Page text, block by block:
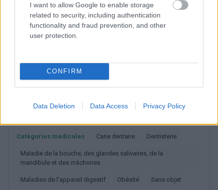
I want to allow Google to enable storage
related to security, including authentication
functionality and fraud prevention, and other
user protection.
CONFIRM
Data Deletion Data Access Privacy Policy
Utile? Partagez-le sur Facebook!
Vous voulez rester informé ? Suivez-
Catégories médicales Carie dentaire Dentisterie
Maladie de la bouche, des glandes salivaires, de la
mandibule et des mâchoires
Maladies de l'appareil digestif Obésité Sans objet